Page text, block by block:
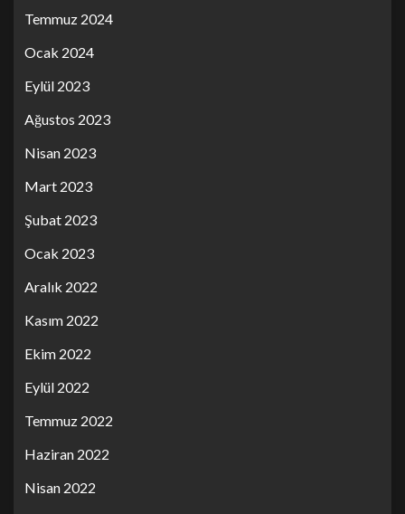
Temmuz 2024
Ocak 2024
Eylül 2023
Ağustos 2023
Nisan 2023
Mart 2023
Şubat 2023
Ocak 2023
Aralık 2022
Kasım 2022
Ekim 2022
Eylül 2022
Temmuz 2022
Haziran 2022
Nisan 2022